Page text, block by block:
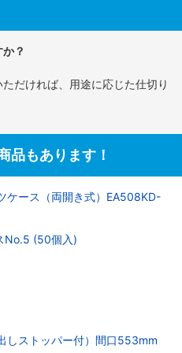
？
だければ、用途に応じた仕切り
品もあります！
ース（両開き式）EA508KD-
No.5 (50個入)
しストッパー付）間口553mm